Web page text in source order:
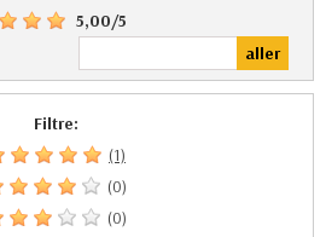
5,00/5
Filtre:
(1)
(0)
(0)